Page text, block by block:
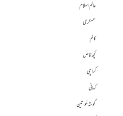
عالم اسلام
عسکری
کالم
کچھ خاص
کراچی
کہانی
گوشہ خواتین